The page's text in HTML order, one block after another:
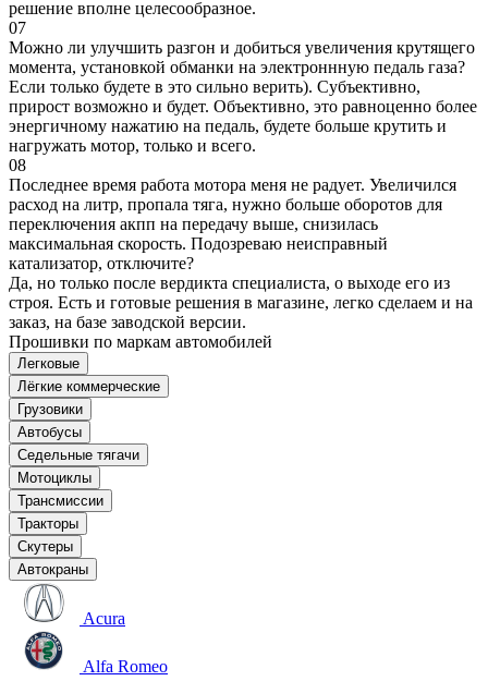
решение вполне целесообразное.
07
Можно ли улучшить разгон и добиться увеличения крутящего
момента, установкой обманки на электроннную педаль газа?
Если только будете в это сильно верить). Субъективно,
прирост возможно и будет. Объективно, это равноценно более
энергичному нажатию на педаль, будете больше крутить и
нагружать мотор, только и всего.
08
Последнее время работа мотора меня не радует. Увеличился
расход на литр, пропала тяга, нужно больше оборотов для
переключения акпп на передачу выше, снизилась
максимальная скорость. Подозреваю неисправный
катализатор, отключите?
Да, но только после вердикта специалиста, о выходе его из
строя. Есть и готовые решения в магазине, легко сделаем и на
заказ, на базе заводской версии.
Прошивки по маркам автомобилей
Легковые
Лёгкие коммерческие
Грузовики
Автобусы
Седельные тягачи
Мотоциклы
Трансмиссии
Тракторы
Скутеры
Автокраны
Acura
Alfa Romeo